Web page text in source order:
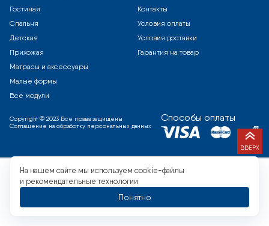
Гостиная
Спальня
Детская
Прихожая
Матрасы и аксессуары
Малые формы
Все модули
Контакты
Условия оплаты
Условия доставки
Гарантия на товар
Copyright © 2023 Все права защищены
Соглашение на обработку персональных данных
Способы оплаты
ВВЕРХ
На нашем сайте мы используем cookie-файлы
и рекомендательные технологии
Понятно